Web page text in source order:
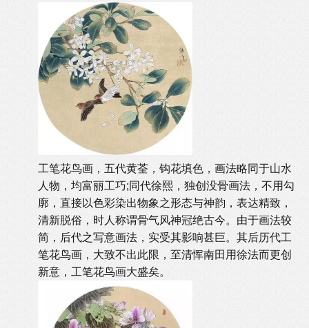
工笔花鸟画，五代黄荃，钩花填色，画法略同于山水
人物，均富丽工巧;同代徐熙，独创没骨画法，不用勾
廓，直接以色彩染出物象之形态与神韵，表达精致，
清新脱俗，时人称谓骨气风神冠绝古今。由于画法较
简，后代之写意画法，实受其影响甚巨。其后历代工
笔花鸟画，大致不出此限，至清恽南田用徐法而更创
新意，工笔花鸟画大盛矣。